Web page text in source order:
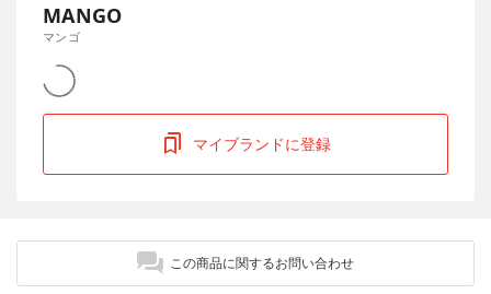
MANGO
マンゴ
マイブランドに登録
この商品に関するお問い合わせ